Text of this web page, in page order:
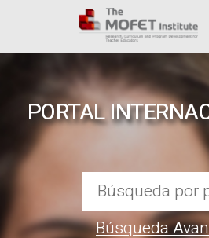
PORTAL
Búsqueda